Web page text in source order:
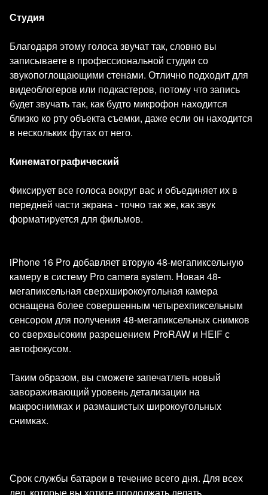
Студия
Благодаря этому голоса звучат так, словно вы
записываете в профессиональной студии со
звукопоглощающими стенами. Отлично подходит для
видеоблогеров или подкастеров, потому что запись
будет звучать так, как будто микрофон находится
близко ко рту объекта съемки, даже если он находится
в нескольких футах от него.
Кинематографический
Фиксирует все голоса вокруг вас и объединяет их в
передней части экрана - точно так же, как звук
форматируется для фильмов.
iPhone 16 Pro добавляет вторую 48-мегапиксельную
камеру в систему Pro camera system. Новая 48-
мегапиксельная сверхширокоугольная камера
оснащена более совершенным четырехпиксельным
сенсором для получения 48-мегапиксельных снимков
со сверхвысоким разрешением ProRAW и HEIF с
автофокусом.
Таким образом, вы сможете запечатлеть новый
завораживающий уровень детализации на
макроснимках и размашистых широкоугольных
снимках.
Срок службы батареи в течение всего дня. Для всех